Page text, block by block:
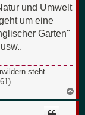
und Umwelt
um eine
Garten"
steht.
a